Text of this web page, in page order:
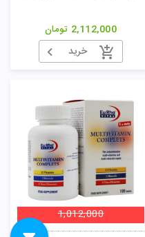
2,112,000 تومان
خرید
1,012,000